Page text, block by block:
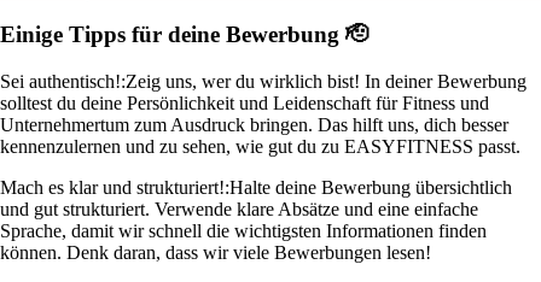
Einige Tipps für deine Bewerbung 🫡
Sei authentisch!:Zeig uns, wer du wirklich bist! In deiner Bewerbung
solltest du deine Persönlichkeit und Leidenschaft für Fitness und
Unternehmertum zum Ausdruck bringen. Das hilft uns, dich besser
kennenzulernen und zu sehen, wie gut du zu EASYFITNESS passt.
Mach es klar und strukturiert!:Halte deine Bewerbung übersichtlich
und gut strukturiert. Verwende klare Absätze und eine einfache
Sprache, damit wir schnell die wichtigsten Informationen finden
können. Denk daran, dass wir viele Bewerbungen lesen!